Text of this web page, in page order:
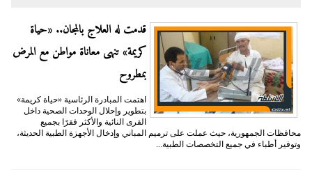
قدمت له العلاج بالمجان.. «حياة
كريمة» تنهى معاناة مواطن مع المرض
بمطروح
اهتمت المبادرة الرئاسية «حياة كريمة»
بتطوير وإحلال الوحدات الصحية داخل
القرى النائية والأكثر فقرًا بجميع
محافظات الجمهورية، حيث عملت على ترميم المباني وإدخال الأجهزة الطبية الحديثة،
وتوفير أطباء في جميع التخصصات الطبية...